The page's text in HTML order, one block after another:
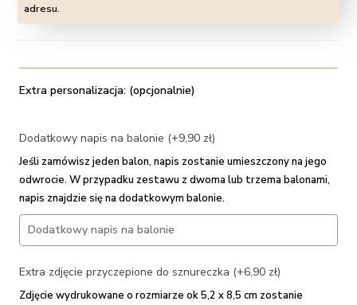
adresu.
Extra personalizacja: (opcjonalnie)
Dodatkowy napis na balonie (+9,90 zł)
Jeśli zamówisz jeden balon, napis zostanie umieszczony na jego
odwrocie. W przypadku zestawu z dwoma lub trzema balonami,
napis znajdzie się na dodatkowym balonie.
Extra zdjęcie przyczepione do sznureczka (+6,90 zł)
Zdjęcie wydrukowane o rozmiarze ok 5,2 x 8,5 cm zostanie